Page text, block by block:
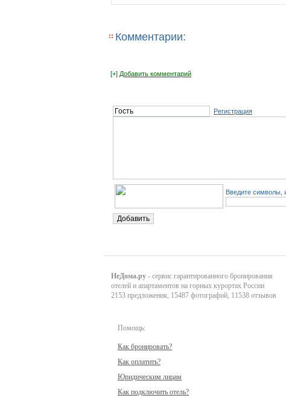
Комментарии:
[+] Добавить комментарий
Регистрация
Введите символы,
НеДома.ру - сервис гарантированного бронирования
отелей и апартаментов на горных курортах России
2153 предложения, 15487 фотографий, 11538 отзывов
Помощь:
Как бронировать?
Как оплатить?
Юридическим лицам
Как подключить отель?